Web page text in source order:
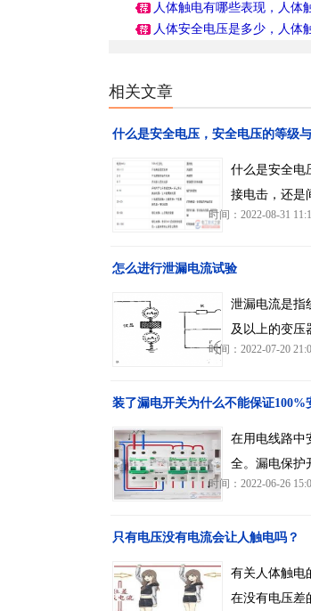
人体触电有哪些表现，人体
人体安全电压是多少，人体
相关文章
什么是安全电压，安全电压的等级
什么是安全电
接电击，还是
时间：2022-08-31
怎么进行泄漏电流试验
泄漏电流是指
及以上的变压
时间：2022-07-20
装了漏电开关为什么不能保证100%
在用电线路中
全。漏电保护
时间：2022-06-26
只有电压没有电流会让人触电吗？
有关人体触电
在没有电压差